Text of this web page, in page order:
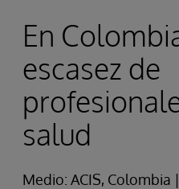
En
escasez de
salud
Medio: ACIS,